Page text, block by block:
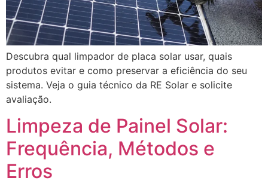
Descubra qual limpador de placa solar usar, quais
produtos evitar e como preservar a eficiência do seu
sistema. Veja o guia técnico da RE Solar e solicite
avaliação.
Limpeza de Painel Solar:
Frequência, Métodos e
Erros